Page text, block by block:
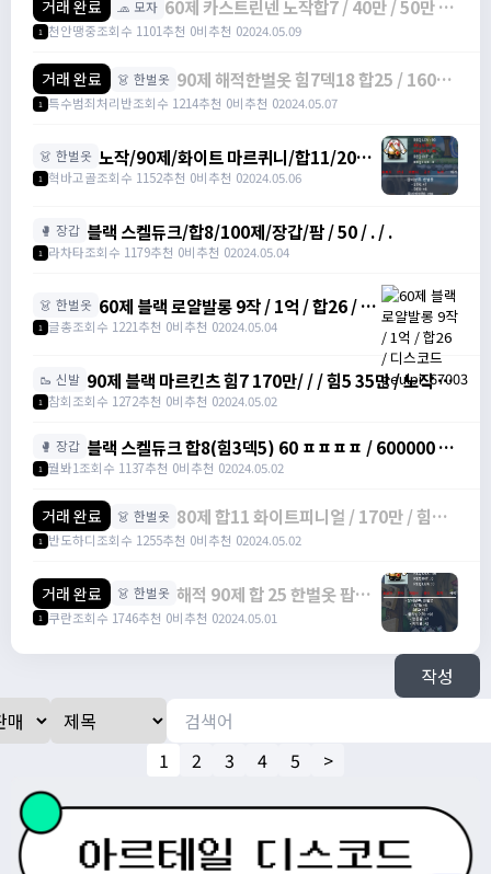
거래 완료 🧢 모자 60제 카스트린넨 노작합7 / 40만 / 50만 /
https://open.kakao.com/o/sBrpf5ag
1 천안땡중조회수 1101추천 0비추천 02024.05.09
거래 완료 👗 한벌옷 90제 해적한벌옷 힘7덱18 합25 / 1600 /
팝니다 /
1 특수범죄처리반조회수 1214추천 0비추천 02024.05.07
👗 한벌옷 노작/90제/화이트 마르퀴니/합11/200만
원 팝니다 / 200 / 노작/90제/화이트 마르
1 혁바고골조회수 1152추천 0비추천 02024.05.06
🥊 장갑 블랙 스켈듀크/합8/100제/장갑/팜 / 50 / . / .
1 라차타조회수 1179추천 0비추천 02024.05.04
👗 한벌옷 60제 블랙 로얄발롱 9작 / 1억 / 합26 / 디
스코드 geulpi_67003
1 글총조회수 1221추천 0비추천 02024.05.04
🥾 신발 90제 블랙 마르킨츠 힘7 170만/ / / 힘5 35만 / 노작 /
챗
1 참회조회수 1272추천 0비추천 02024.05.02
🥊 장갑 블랙 스켈듀크 합8(힘3덱5) 60 ㅍㅍㅍㅍ / 600000 /
https://open.kakao.com/o/sXDcDj8f
1 뭘봐1조회수 1137추천 0비추천 02024.05.02
거래 완료 👗 한벌옷 80제 합11 화이트피니얼 / 170만 / 힘8
덱3 /
1 반도하디조회수 1255추천 0비추천 02024.05.02
거래 완료 👗 한벌옷 해적 90제 합 25 한벌옷 팝니
다 / 1400
1 쿠란조회수 1746추천 0비추천 02024.05.01
작성
1 2 3 4 5 >